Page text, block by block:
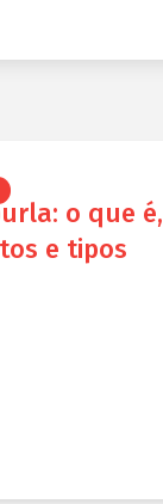
o que é,
e tipos